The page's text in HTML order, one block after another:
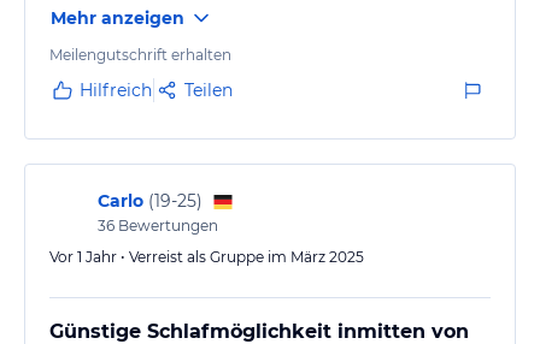
Mehr anzeigen
Meilengutschrift erhalten
Hilfreich Teilen
Carlo (19-25)
36 Bewertungen
Vor 1 Jahr • Verreist als Gruppe im März 2025
Günstige Schlafmöglichkeit inmitten von